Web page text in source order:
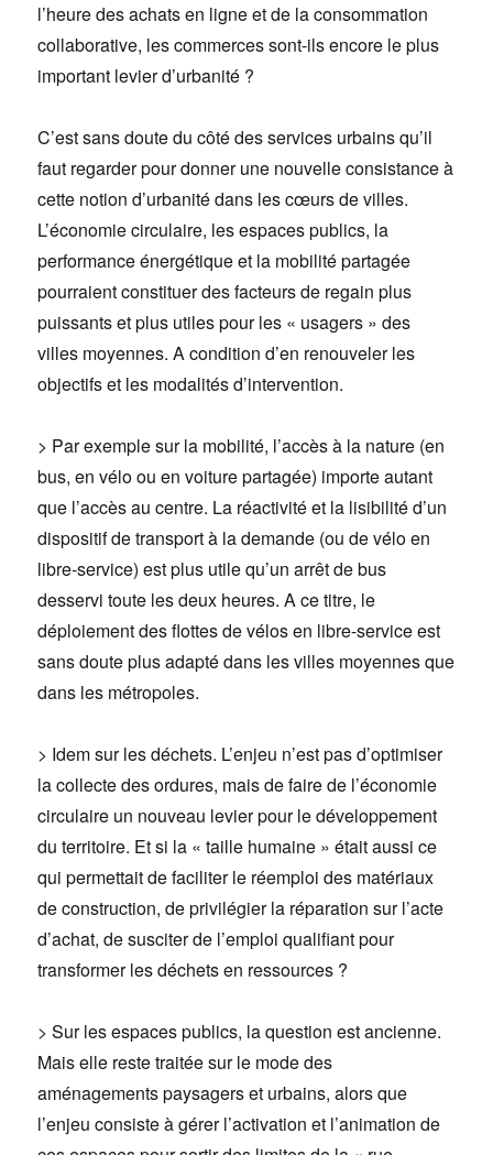
l’heure des achats en ligne et de la consommation
collaborative, les commerces sont-ils encore le plus
important levier d’urbanité ?
C’est sans doute du côté des services urbains qu’il
faut regarder pour donner une nouvelle consistance à
cette notion d’urbanité dans les cœurs de villes.
L’économie circulaire, les espaces publics, la
performance énergétique et la mobilité partagée
pourraient constituer des facteurs de regain plus
puissants et plus utiles pour les « usagers » des
villes moyennes. A condition d’en renouveler les
objectifs et les modalités d’intervention.
> Par exemple sur la mobilité, l’accès à la nature (en
bus, en vélo ou en voiture partagée) importe autant
que l’accès au centre. La réactivité et la lisibilité d’un
dispositif de transport à la demande (ou de vélo en
libre-service) est plus utile qu’un arrêt de bus
desservi toute les deux heures. A ce titre, le
déploiement des flottes de vélos en libre-service est
sans doute plus adapté dans les villes moyennes que
dans les métropoles.
> Idem sur les déchets. L’enjeu n’est pas d’optimiser
la collecte des ordures, mais de faire de l’économie
circulaire un nouveau levier pour le développement
du territoire. Et si la « taille humaine » était aussi ce
qui permettait de faciliter le réemploi des matériaux
de construction, de privilégier la réparation sur l’acte
d’achat, de susciter de l’emploi qualifiant pour
transformer les déchets en ressources ?
> Sur les espaces publics, la question est ancienne.
Mais elle reste traitée sur le mode des
aménagements paysagers et urbains, alors que
l’enjeu consiste à gérer l’activation et l’animation de